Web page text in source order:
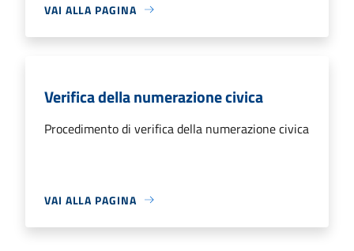
VAI ALLA PAGINA
Verifica della numerazione civica
Procedimento di verifica della numerazione civica
VAI ALLA PAGINA